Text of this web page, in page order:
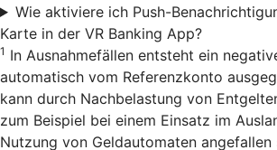
Wie aktiviere ich Push-
Karte in der VR Banking App?
1 In Ausnahmefällen entsteht ein
automatisch vom Referenzkonto
kann durch Nachbelastung von
zum Beispiel bei einem Einsatz im
Nutzung von Geldautomaten angefallen